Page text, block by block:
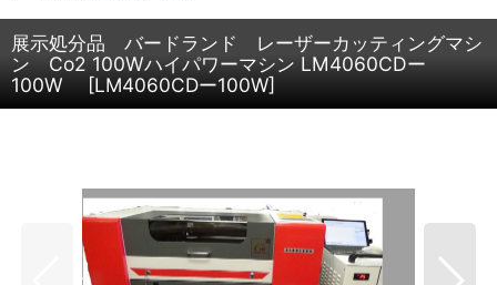
展示処分品 バードランド レーザーカッティングマシ
ン Co2 100Wハイパワーマシン LM4060CDー
100W
[LM4060CDー100W]